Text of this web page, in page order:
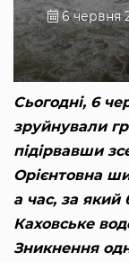
6 червня
Сьогодні, 6
зруйнували
підірвавши
Орієнтовна
а час, за який
Каховське
Зникнення